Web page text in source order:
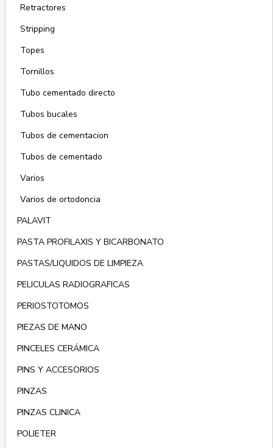
Retractores
Stripping
Topes
Tornillos
Tubo cementado directo
Tubos bucales
Tubos de cementacion
Tubos de cementado
Varios
Varios de ortodoncia
PALAVIT
PASTA PROFILAXIS Y BICARBONATO
PASTAS/LIQUIDOS DE LIMPIEZA
PELICULAS RADIOGRAFICAS
PERIOSTOTOMOS
PIEZAS DE MANO
PINCELES CERÁMICA
PINS Y ACCESORIOS
PINZAS
PINZAS CLINICA
POLIETER